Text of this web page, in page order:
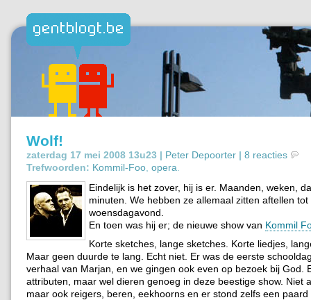
Wolf!
zaterdag 17 mei 2008 13u23 | Peter Depoorter | 8 reacties
Trefwoorden: Kommil-Foo opera
Eindelijk is het zover, hij is er. Maanden, weken,
minuten. We hebben ze allemaal zitten aftellen tot
woensdagavond.
En toen was hij er; de nieuwe show van Kommil
Korte sketches, lange sketches. Korte liedjes,
Maar geen duurde te lang. Echt niet. Er was de eerste
verhaal van Marjan, en we gingen ook even op bezoek bij God.
attributen, maar wel dieren genoeg in deze beestige show. Niet
maar ook reigers, beren, eekhoorns en er stond zelfs een